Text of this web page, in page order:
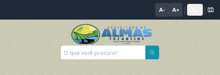
A- A+ | |